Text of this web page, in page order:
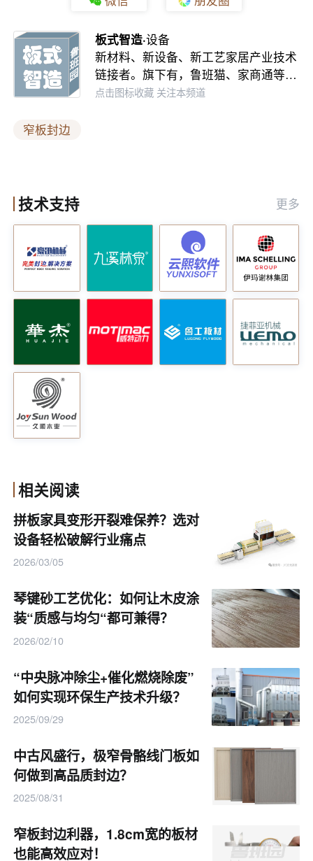
滑整洁。此外，设备还配备了断丝功能，能够有效解决刮
边丝问题，提升平刮质量和抛光轮的使用寿命。在设备的
稳定性方面，采用了先进的制造工艺，如激光下料、机器
稳定性和耐用性。这些工艺的应用不仅提高了设备的使用
自动化与智能化的生产体验
低成本的重要手段。新型窄板自动封边机配备了自动供胶
系统，能够实现持续上胶，减少人工干预。这一系统不仅
提高了生产效率，还降低了因人工操作失误而导致的质量
需求自动调整参数，实现高效、稳定的封边作业。
随着家具市场竞争的日益激烈，消费者对家具品质的要求
业提供了一种高效、稳定且高质量的封边解决方案。它不
仅能够有效解决窄板封边的技术难题，还通过智能化和自
生产企业来说，引入这样的先进设备，无疑能够在激烈的
市场竞争中占据优势，为企业的可持续发展奠定坚实的基
信息来源：南兴
板式智造·设备
新材料、新设备、新工艺家居产业技术
链接者。旗下有，鲁班猫、家商通等…
点击图标收藏 关注本频道
窄板封边
技术支持 更多
相关阅读
拼板家具变形开裂难保养？选对
设备轻松破解行业痛点
2026/03/05
琴键砂工艺优化：如何让木皮涂
装“质感与均匀“都可兼得？
2026/02/10
“中央脉冲除尘+催化燃烧除废”
如何实现环保生产技术升级？
2025/09/29
中古风盛行，极窄骨骼线门板如
何做到高品质封边？
2025/08/31
窄板封边利器，1.8cm宽的板材
也能高效应对！